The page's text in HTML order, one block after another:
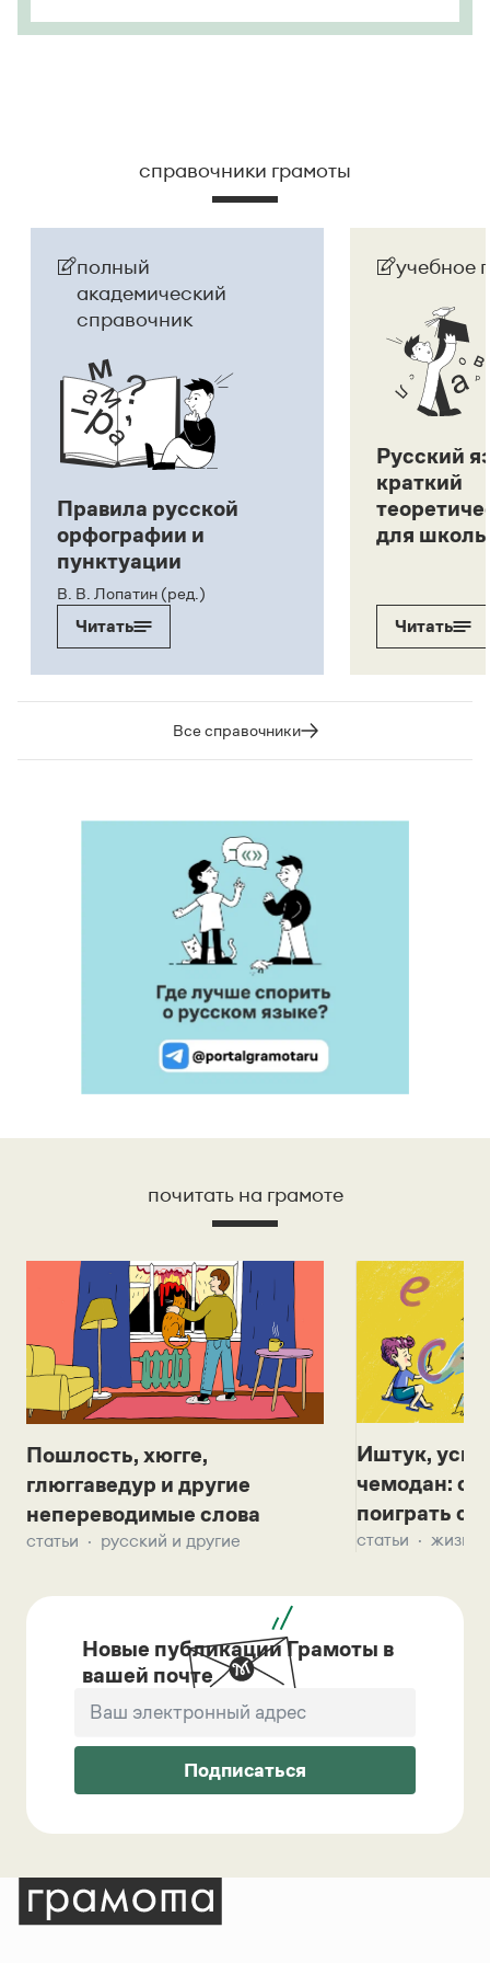
справочники грамоты
полный
академический
справочник
Правила русской
орфографии и
пунктуации
В. В. Лопатин (ред.)
Читать
учебное
Русский
краткий
для
Читать
Все справочники
почитать на грамоте
Пошлость, хюгге,
глюггаведур и другие
непереводимые слова
статьи русский и другие
Иштук,
чемодан:
поиграть с
статьи жизнь
Новые публикации Грамоты в
вашей почте
Подписаться